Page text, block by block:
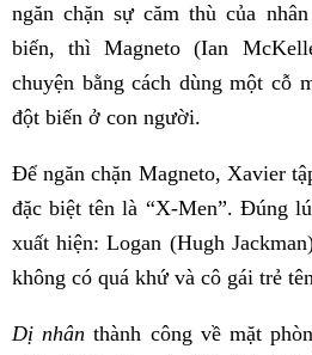
ngăn chặn sự căm thù của
biến, thì Magneto (Ian
chuyện bằng cách dùng một cỗ
đột biến ở con người.
Để ngăn chặn Magneto, Xavier
đặc biệt tên là “X-Men”. Đúng
xuất hiện: Logan (Hugh
không có quá khứ và cô gái trẻ
Dị nhân thành công về mặt